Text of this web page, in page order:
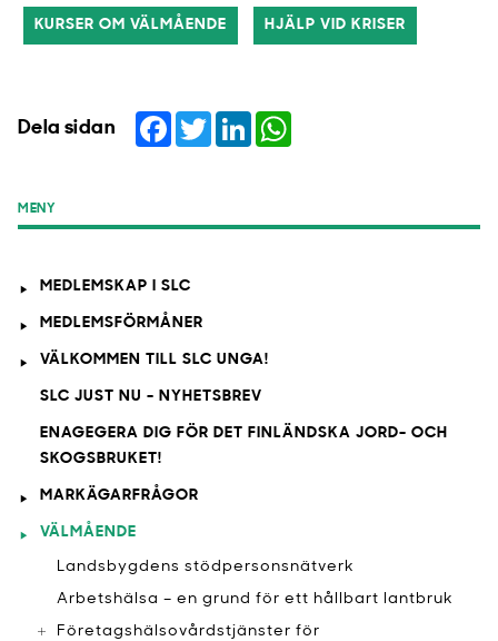
KURSER OM VÄLMÅENDE HJÄLP VID KRISER
Dela sidan Facebook
TwitterLinkedIn
MENY
MEDLEMSKAP I SLC
MEDLEMSFÖRMÅNER
VÄLKOMMEN TILL SLC UNGA!
SLC JUST NU - NYHETSBREV
ENAGEGERA DIG FÖR DET FINLÄNDSKA JORD- OCH
SKOGSBRUKET!
MARKÄGARFRÅGOR
VÄLMÅENDE
​Landsbygdens stödpersonsnätverk
Arbetshälsa – en grund för ett hållbart lantbruk
Företagshälsovårdstjänster för